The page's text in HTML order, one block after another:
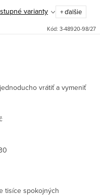
varianty + ďalšie
Kód: 3-48920-98/27
vrátiť a vymeniť
tisíce spokojných